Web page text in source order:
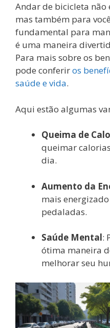
Andar de bicicleta não
mas também para
fundamental para
é uma maneira
Para mais sobre os
pode conferiros
saúde e vida.
Aqui estão algumas
Queima de
queimar
dia.
Aumento da
mais
pedaladas.
Saúde Mental:
ótima maneira
melhorar seu